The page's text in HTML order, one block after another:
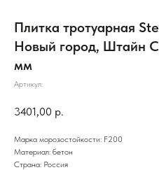
Плитка тротуарная
Новый город, Штайн
мм
Артикул:
3401,00 р.
Марка морозостойкости: F200
Материал: бетон
Страна: Россия